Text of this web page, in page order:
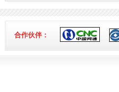
6. 国际域名(.COM)续费价格调整通知 [2019-
8-21]
香港独享服务器71网站迁移通知！
[2018-
3-16]
合作伙伴：